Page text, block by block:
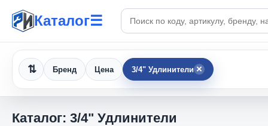
Каталог☰ Поиск по каталогу
Бренд Цена 3/4" Удлинители ×
Каталог: 3/4" Удлинители